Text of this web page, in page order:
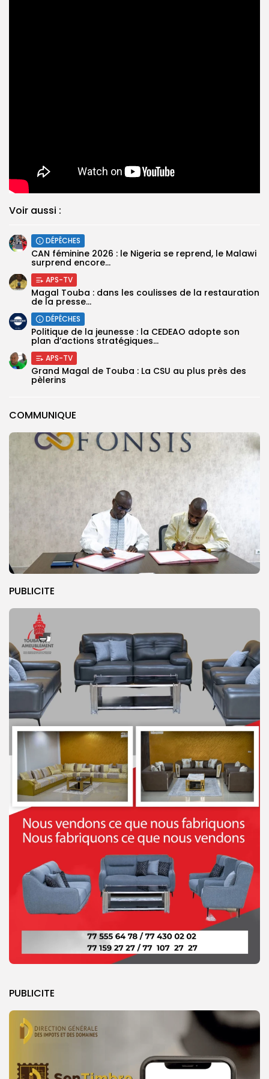
COMMUNIQUE
PUBLICITE
PUBLICITE
Voir aussi :
DÉPÊCHES
‎CAN féminine 2026 : le Nigeria se reprend, le Malawi
surprend encore...
APS-TV
Magal Touba : dans les coulisses de la restauration
de la presse...
DÉPÊCHES
Politique de la jeunesse : la CEDEAO adopte son
plan d’actions stratégiques...
APS-TV
Grand Magal de Touba : La CSU au plus près des
pèlerins